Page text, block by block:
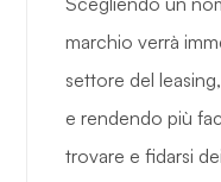
marchio verrà
settore del
e rendendo più
trovare e fidarsi